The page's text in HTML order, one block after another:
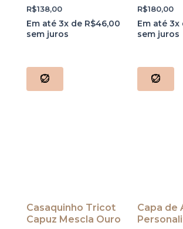
R$138,00
Em até 3x de R$46,00
sem juros
R$180,00
Em até 3x
sem juros
Casaquinho Tricot
Capuz Mescla Ouro
Capa de